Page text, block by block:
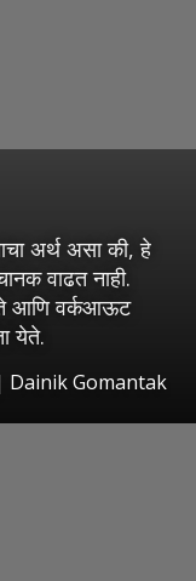
अर्थ असा की, हे
वाढत नाही.
आणि वर्कआऊट
येते.
Dainik Gomantak